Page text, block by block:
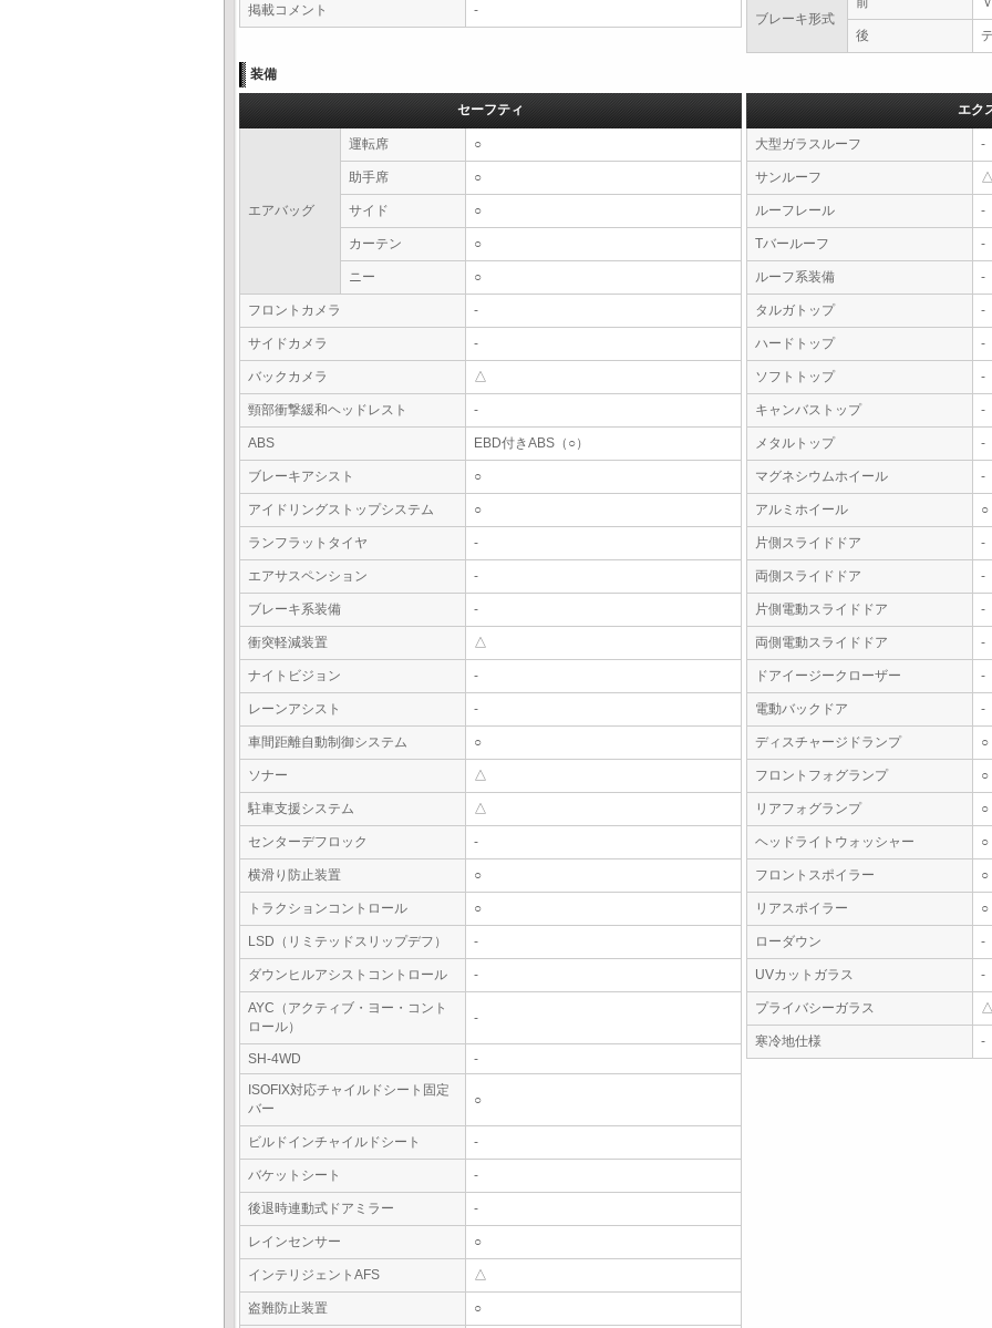
掲載コメント -
ブレーキ形式
後
装備
セーフティ
エアバッグ
運転席 ○
助手席 ○
サイド ○
カーテン ○
ニー ○
フロントカメラ -
サイドカメラ -
バックカメラ △
頸部衝撃緩和ヘッドレスト -
ABS EBD付きABS（○）
ブレーキアシスト ○
アイドリングストップシステム ○
ランフラットタイヤ -
エアサスペンション -
ブレーキ系装備 -
衝突軽減装置 △
ナイトビジョン -
レーンアシスト -
車間距離自動制御システム ○
ソナー △
駐車支援システム △
センターデフロック -
横滑り防止装置 ○
トラクションコントロール ○
LSD（リミテッドスリップデフ） -
ダウンヒルアシストコントロール -
AYC（アクティブ・ヨー・コント
ロール）
-
SH-4WD
-
ISOFIX対応チャイルドシート固定
バー
○
ビルドインチャイルドシート -
バケットシート -
後退時連動式ドアミラー -
レインセンサー ○
インテリジェントAFS △
盗難防止装置 ○
エク
大型ガラスルーフ -
サンルーフ
ルーフレール -
Tバールーフ -
ルーフ系装備 -
タルガトップ -
ハードトップ -
ソフトトップ -
キャンバストップ -
メタルトップ -
マグネシウムホイール -
アルミホイール ○
片側スライドドア -
両側スライドドア -
片側電動スライドドア -
両側電動スライドドア -
ドアイージークローザー -
電動バックドア -
ディスチャージドランプ ○
フロントフォグランプ ○
リアフォグランプ ○
ヘッドライトウォッシャー ○
フロントスポイラー ○
リアスポイラー ○
ローダウン -
UVカットガラス -
プライバシーガラス
寒冷地仕様 -